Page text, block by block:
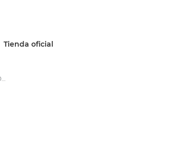
Tienda oficial
ONYX Textile -Specification - Display graphics workflow